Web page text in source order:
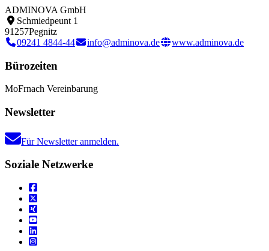
ADMINOVA GmbH
Schmiedpeunt 1
91257Pegnitz
09241 4844-44
info@adminova.de www.adminova.de
Bürozeiten
MoFrnach Vereinbarung
Newsletter
Für Newsletter anmelden.
Soziale Netzwerke